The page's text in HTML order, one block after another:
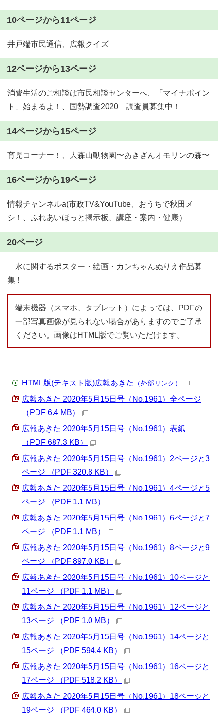
10ページから11ページ
井戸端市民通信、広報クイズ
12ページから13ページ
消費生活のご相談は市民相談センターへ、「マイナポイン
ト」始まるよ！、国勢調査2020 調査員募集中！
14ページから15ページ
育児コーナー！、大森山動物園〜あきぎんオモリンの森〜
16ページから19ページ
情報チャンネルa(市政TV&YouTube、おうちで秋田メ
シ！、ふれあいほっと掲示板、講座・案内・健康）
20ページ
水に関するポスター・絵画・カンちゃんぬりえ作品募
集！
端末機器（スマホ、タブレット）によっては、PDFの
一部写真画像が見られない場合がありますのでご了承
ください。画像はHTML版でご覧いただけます。
HTML版(テキスト版)広報あきた （外部リンク）
広報あきた 2020年5月15日号（No.1961）全ページ
（PDF 6.4 MB）
広報あきた 2020年5月15日号（No.1961）表紙
（PDF 687.3 KB）
広報あきた 2020年5月15日号（No.1961）2ページと3
ページ （PDF 320.8 KB）
広報あきた 2020年5月15日号（No.1961）4ページと5
ページ （PDF 1.1 MB）
広報あきた 2020年5月15日号（No.1961）6ページと7
ページ （PDF 1.1 MB）
広報あきた 2020年5月15日号（No.1961）8ページと9
ページ （PDF 897.0 KB）
広報あきた 2020年5月15日号（No.1961）10ページと
11ページ （PDF 1.1 MB）
広報あきた 2020年5月15日号（No.1961）12ページと
13ページ （PDF 1.0 MB）
広報あきた 2020年5月15日号（No.1961）14ページと
15ページ （PDF 594.4 KB）
広報あきた 2020年5月15日号（No.1961）16ページと
17ページ （PDF 518.2 KB）
広報あきた 2020年5月15日号（No.1961）18ページと
19ページ （PDF 464.0 KB）